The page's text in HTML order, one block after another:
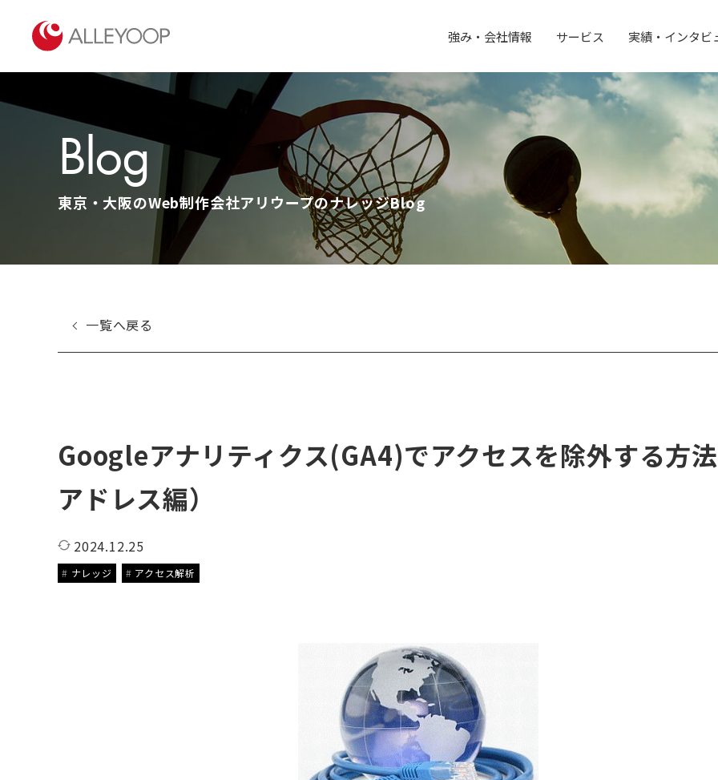
強み・会社情報 サービス 実績・インタビ
Blog
東京・大阪のWeb制作会社アリウープのナレッジBlog
一覧へ戻る
Googleアナリティクス(GA4)でアクセスを除外する方
アドレス編）
2024.12.25
ナレッジ アクセス解析